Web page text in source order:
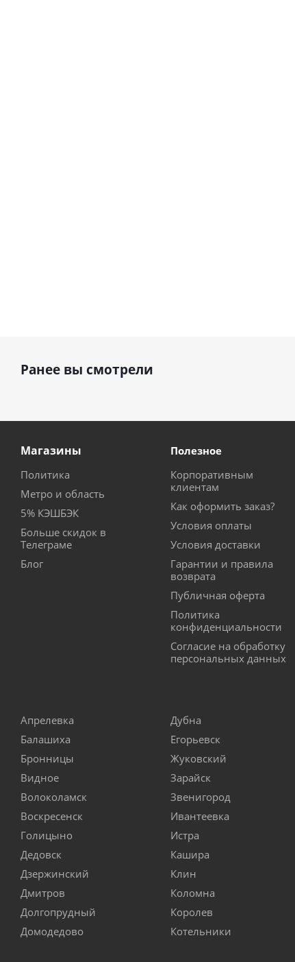
Ранее вы смотрели
Магазины
Политика
Метро и область
5% КЭШБЭК
Больше скидок в
Телеграме
Блог
Полезное
Корпоративным
клиентам
Как оформить заказ?
Условия оплаты
Условия доставки
Гарантии и правила
возврата
Публичная оферта
Политика
конфиденциальности
Согласие на обработку
персональных данных
Апрелевка
Балашиха
Бронницы
Видное
Волоколамск
Воскресенск
Голицыно
Дедовск
Дзержинский
Дмитров
Долгопрудный
Домодедово
Дубна
Егорьевск
Жуковский
Зарайск
Звенигород
Ивантеевка
Истра
Кашира
Клин
Коломна
Королев
Котельники